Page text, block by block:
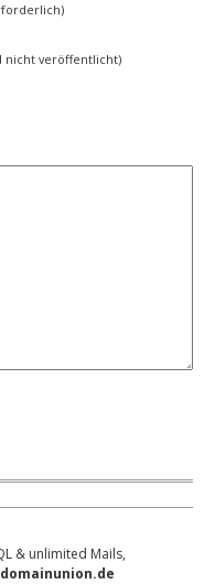
nicht veröffentlicht)
& unlimited Mails,